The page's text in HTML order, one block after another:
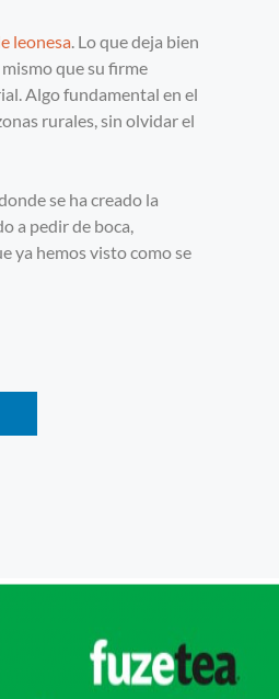
leonesa . Lo que deja bien
que su firme
Algo fundamental en el
rurales, sin olvidar el
se ha creado la
a pedir de boca,
ya hemos visto como se